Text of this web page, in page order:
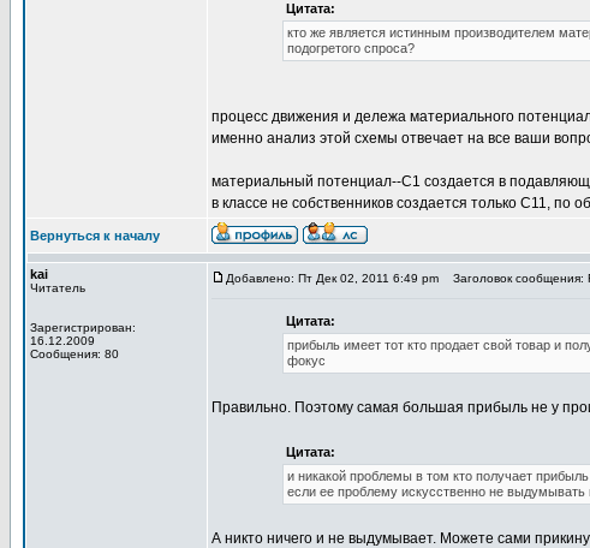
Цитата:
кто же является истинным производителем
подогретого спроса?
процесс движения и дележа материального
именно анализ этой схемы отвечает на все ваши
материальный потенциал--С1 создается в
в классе не собственников создается только С11, по
Вернуться к началу
kai
Читатель
Зарегистрирован:
16.12.2009
Сообщения: 80
Добавлено: Пт Дек 02, 2011 6:49 pm Заголовок сообщения:
Цитата:
прибыль имеет тот кто продает свой товар и
фокус
Правильно. Поэтому самая большая прибыль не у
Цитата:
и никакой проблемы в том кто получает прибыль
если ее проблему искусственно не выдумывать
А никто ничего и не выдумывает. Можете сами